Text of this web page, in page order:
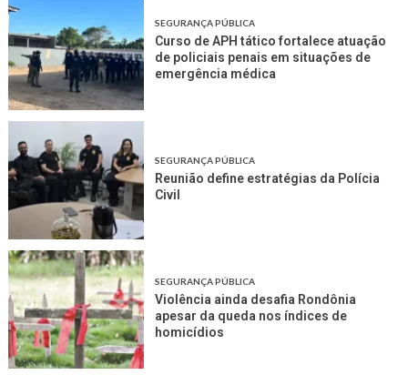
SEGURANÇA PÚBLICA
Curso de APH tático fortalece atuação
de policiais penais em situações de
emergência médica
SEGURANÇA PÚBLICA
Reunião define estratégias da Polícia
Civil
SEGURANÇA PÚBLICA
Violência ainda desafia Rondônia
apesar da queda nos índices de
homicídios